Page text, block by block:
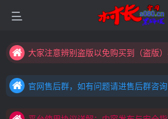
官网售后群，如有问题请进售后群咨询
官网售后群，如有问题请进售后群咨